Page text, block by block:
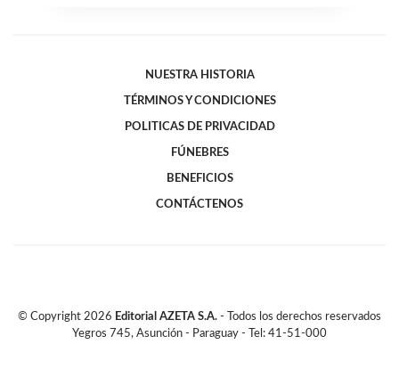
NUESTRA HISTORIA
TÉRMINOS Y CONDICIONES
POLITICAS DE PRIVACIDAD
FÚNEBRES
BENEFICIOS
CONTÁCTENOS
© Copyright 2026 Editorial AZETA S.A. - Todos los derechos reservados
Yegros 745, Asunción - Paraguay - Tel: 41-51-000